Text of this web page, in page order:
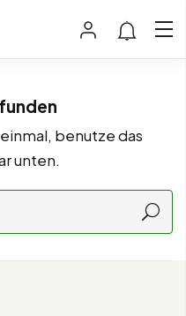
benutze das
unten.